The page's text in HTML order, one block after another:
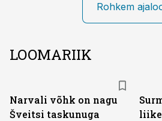
Rohkem
LOOMARIIK
Narvali võhk on nagu
Šveitsi taskunuga